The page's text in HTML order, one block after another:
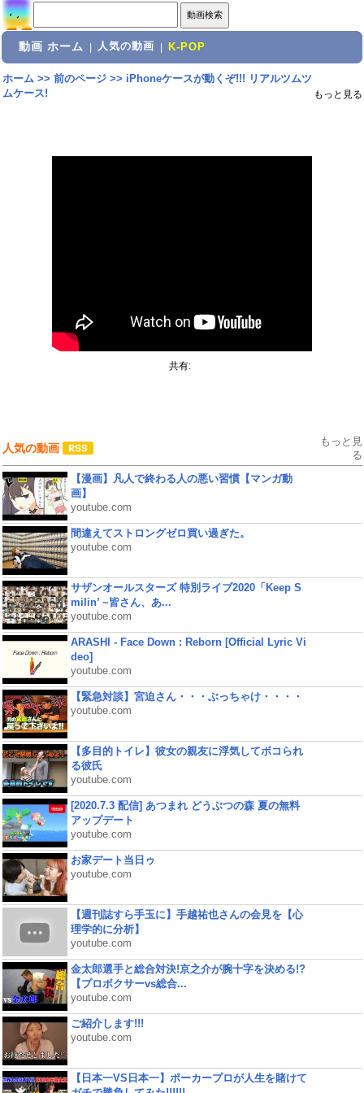
動画 ホーム 人気の動画 K-POP
ホーム>> 前のページ>> iPhoneケースが動くぞ!!! リアルツムツ
ムケース!
もっと見る
共有:
人気の動画
もっと見
る
【漫画】凡人で終わる人の悪い習慣【マンガ動
画】
youtube.com
間違えてストロングゼロ買い過ぎた。
youtube.com
サザンオールスターズ 特別ライブ2020「Keep S
milin’ ~皆さん、あ...
youtube.com
ARASHI - Face Down : Reborn [Official Lyric Vi
deo]
youtube.com
【緊急対談】宮迫さん・・・ぶっちゃけ・・・・
youtube.com
【多目的トイレ】彼女の親友に浮気してボコられ
る彼氏
youtube.com
[2020.7.3 配信] あつまれ どうぶつの森 夏の無料
アップデート
youtube.com
お家デート当日ゥ
youtube.com
【週刊誌すら手玉に】手越祐也さんの会見を【心
理学的に分析】
youtube.com
金太郎選手と総合対決!京之介が腕十字を決める!?
【プロボクサーvs総合...
youtube.com
ご紹介します!!!
youtube.com
【日本一VS日本一】ポーカープロが人生を賭けて